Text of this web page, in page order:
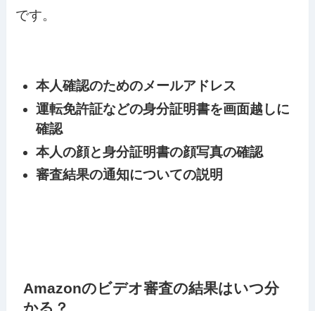
です。
本人確認のためのメールアドレス
運転免許証などの身分証明書を画面越しに
確認
本人の顔と身分証明書の顔写真の確認
審査結果の通知についての説明
Amazonのビデオ審査の結果はいつ分